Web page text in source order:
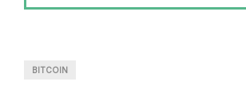
BITCOIN